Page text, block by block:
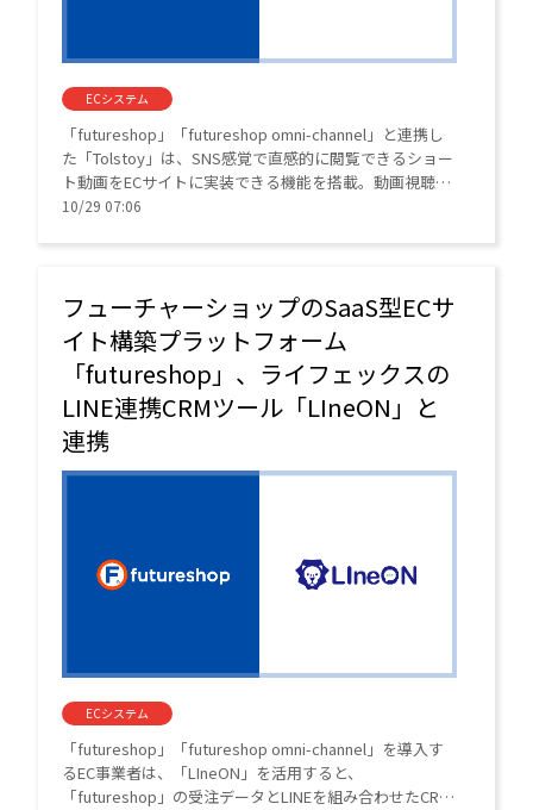
ECシステム
「futureshop」「futureshop omni-channel」と連携し
た「Tolstoy」は、SNS感覚で直感的に閲覧できるショー
ト動画をECサイトに実装できる機能を搭載。動画視聴中
に表示されるバナーからそのまま商品を購入できる「シ
10/29 07:06
フューチャーショップのSaaS型ECサ
イト構築プラットフォーム
「futureshop」、ライフェックスの
LINE連携CRMツール「LIneON」と
連携
ECシステム
「futureshop」「futureshop omni-channel」を導入す
るEC事業者は、「LIneON」を活用すると、
「futureshop」の受注データとLINEを組み合わせたCRM